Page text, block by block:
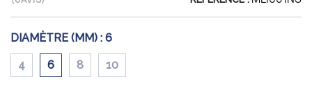
DIAMÈTRE (MM) : 6
4 6 8 10